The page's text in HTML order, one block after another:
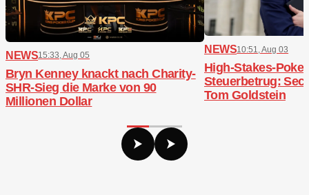
NEWS15:33, Aug 05
Bryn Kenney knackt nach Charity-
SHR-Sieg die Marke von 90
Millionen Dollar
NEWS10:51, Aug 03
High-Stakes-
Steuerbetrug:
Tom Goldstein